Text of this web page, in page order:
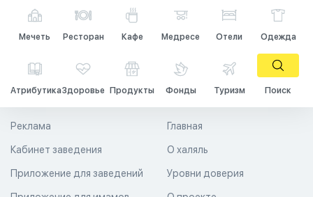
Мечеть Ресторан Кафе Медресе Отели Одежда
АтрибутикаЗдоровье Продукты Фонды Туризм Поиск
Главная
О халяль
Уровни доверия
Реклама
Кабинет заведения
Приложение для заведений